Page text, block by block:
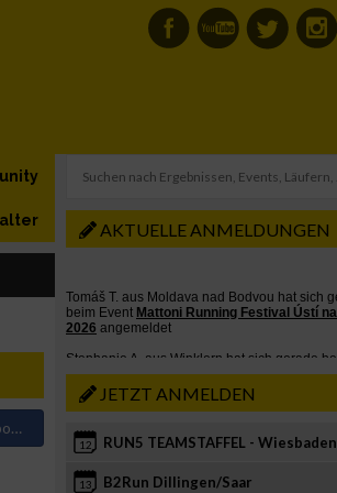
AKTUELLE ANMELDUNGEN
JETZT ANMELDEN
12 RUN5 TEAMSTAFFEL - Wiesbaden
13 B2Run Dillingen/Saar